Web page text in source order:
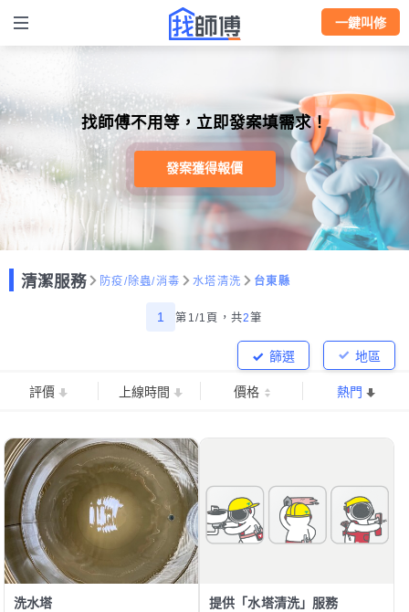
一鍵叫修
找師傅不用等，立即發案填需求！
發案獲得報價
清潔服務 防疫/除蟲/消毒 水塔清洗 台東縣
1 第1/1頁， 共2筆
地區
篩選
評價 上線時間 價格 熱門
洗水塔 提供「水塔清洗」服務